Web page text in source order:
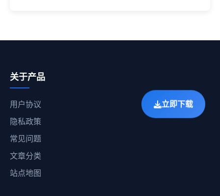
立即下载
关于产品
用户协议
隐私政策
常见问题
文章分类
站点地图